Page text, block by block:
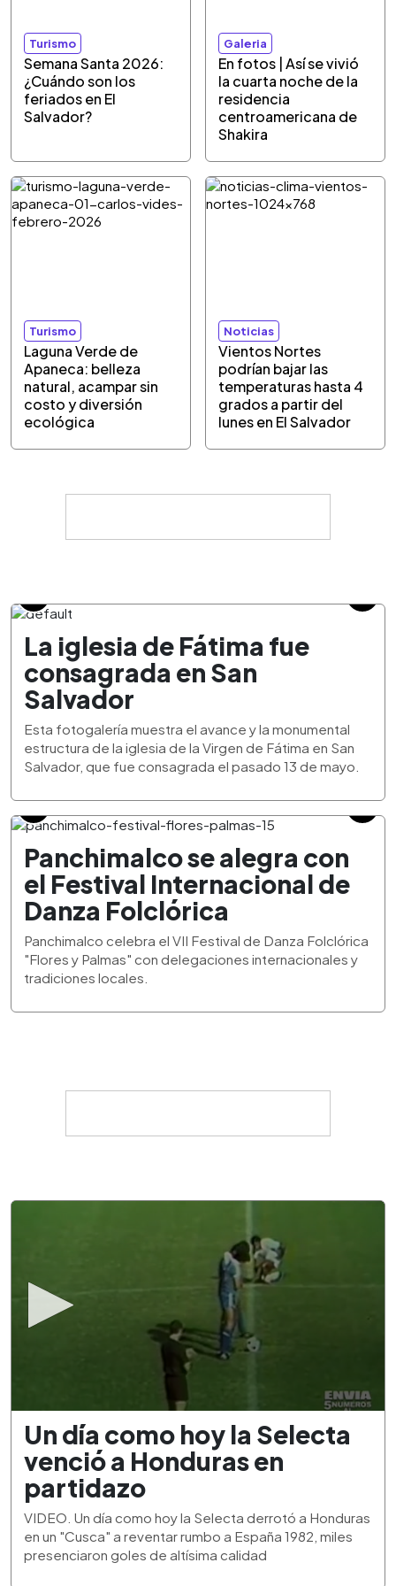
Turismo
Semana Santa 2026:
¿Cuándo son los
feriados en El
Salvador?
Galeria
En fotos | Así se vivió
la cuarta noche de la
residencia
centroamericana de
Shakira
Turismo
Laguna Verde de
Apaneca: belleza
natural, acampar sin
costo y diversión
ecológica
Noticias
Vientos Nortes
podrían bajar las
temperaturas hasta 4
grados a partir del
lunes en El Salvador
La iglesia de Fátima fue
consagrada en San
Salvador
Esta fotogalería muestra el avance y la monumental
estructura de la iglesia de la Virgen de Fátima en San
Salvador, que fue consagrada el pasado 13 de mayo.
Panchimalco se alegra con
el Festival Internacional de
Danza Folclórica
Panchimalco celebra el VII Festival de Danza Folclórica
"Flores y Palmas" con delegaciones internacionales y
tradiciones locales.
seconds
minute,
53
seconds
Un día como hoy la Selecta
venció a Honduras en
partidazo
VIDEO. Un día como hoy la Selecta derrotó a Honduras
en un "Cusca" a reventar rumbo a España 1982, miles
presenciaron goles de altísima calidad